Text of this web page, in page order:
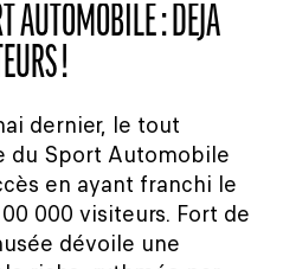
AUTOMOBILE : DÉJÀ
!
dernier, le tout
du Sport Automobile
en ayant franchi le
000 visiteurs. Fort de
dévoile une